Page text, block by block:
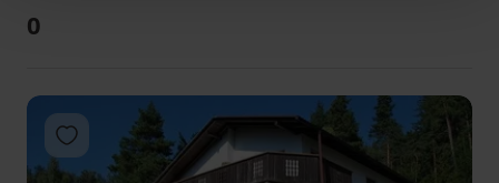
0
Add to favorites